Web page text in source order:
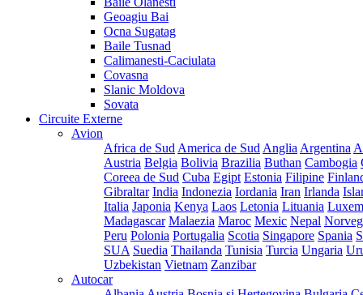
Geoagiu Bai
Ocna Sugatag
Baile Tusnad
Calimanesti-Caciulata
Covasna
Slanic Moldova
Sovata
Circuite Externe
Avion
Africa de Sud America de Sud Anglia Argentina
Austria Belgia Bolivia Brazilia Buthan Cambogia
Coreea de Sud Cuba Egipt Estonia Filipine
Gibraltar India Indonezia Iordania Iran Irlanda
Italia Japonia Kenya Laos Letonia Lituania
Madagascar Malaezia Maroc Mexic Nepal
Peru Polonia Portugalia Scotia Singapore Spania
SUA Suedia Thailanda Tunisia Turcia Ungaria
Uzbekistan Vietnam Zanzibar
Autocar